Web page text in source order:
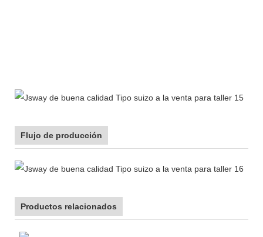
Flujo de producción
Productos relacionados